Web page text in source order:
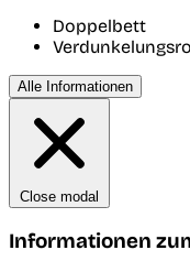
Doppelbett
Alle Informationen
Close modal
Informationen